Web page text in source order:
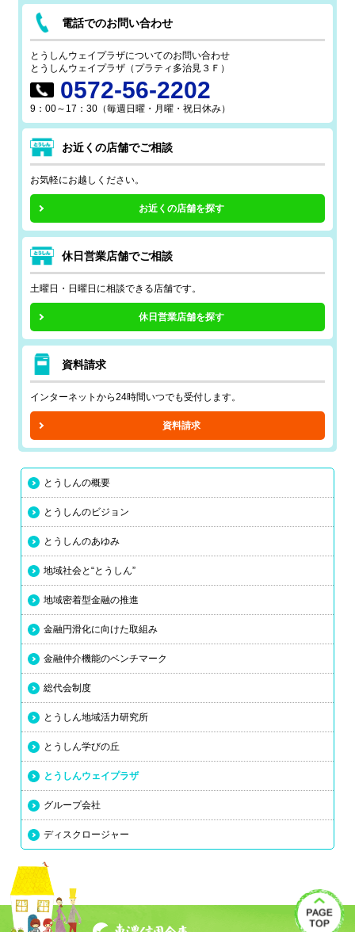
電話でのお問い合わせ
とうしんウェイプラザについてのお問い合わせ
とうしんウェイプラザ（プラティ多治見３Ｆ）
0572-56-2202
9：00～17：30（毎週日曜・月曜・祝日休み）
お近くの店舗でご相談
お気軽にお越しください。
お近くの店舗を探す
休日営業店舗でご相談
土曜日・日曜日に相談できる店舗です。
休日営業店舗を探す
資料請求
インターネットから24時間いつでも受付します。
資料請求
とうしんの概要
とうしんのビジョン
とうしんのあゆみ
地域社会と“とうしん”
地域密着型金融の推進
金融円滑化に向けた取組み
金融仲介機能のベンチマーク
総代会制度
とうしん地域活力研究所
とうしん学びの丘
とうしんウェイプラザ
グループ会社
ディスクロージャー